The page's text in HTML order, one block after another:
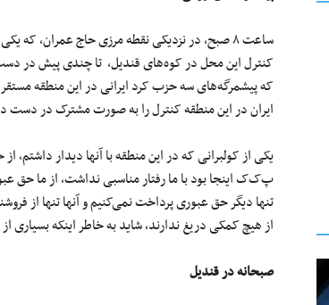
ساعت ۸ صبح، در نزدیکی نقطه مرزی حاج عمران،
کنترل این محل در کوه‌های قندیل، تا چندی پیش
که پیشمرگه‌های سه حزب کرد ایرانی در این منطقه
ایران در این منطقه کنترل را به صورت مشترک در دست
یکی از کولبرانی که در این منطقه با آنها دیدار
پ‌ک‌ک اینجا بود با ما رفتار مناسبی نداشت، از ما حق
تنها دیگر حق عبوری پرداخت نمی‌کنیم و آنها تنها از
از هیچ کمکی دریغ ندارند، شاید به خاطر اینکه
صبحانه در قندیل